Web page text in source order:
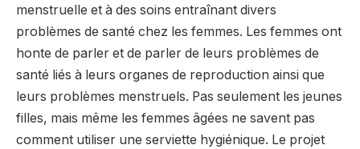
menstruelle et à des soins entraînant divers
problèmes de santé chez les femmes. Les femmes ont
honte de parler et de parler de leurs problèmes de
santé liés à leurs organes de reproduction ainsi que
leurs problèmes menstruels. Pas seulement les jeunes
filles, mais même les femmes âgées ne savent pas
comment utiliser une serviette hygiénique. Le projet